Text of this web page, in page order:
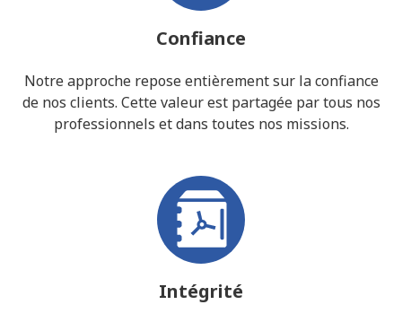
Confiance
Notre approche repose entièrement sur la confiance
de nos clients. Cette valeur est partagée par tous nos
professionnels et dans toutes nos missions.
Intégrité